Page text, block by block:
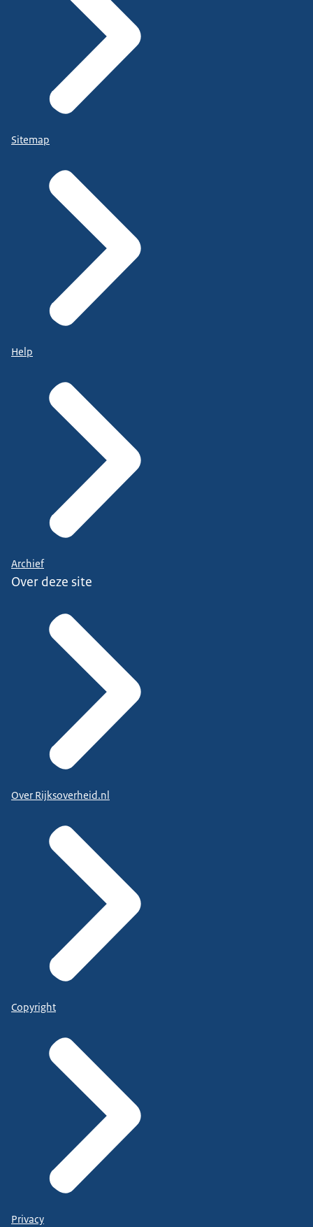
Sitemap
Help
Archief
Over deze site
Over Rijksoverheid.nl
Copyright
Privacy